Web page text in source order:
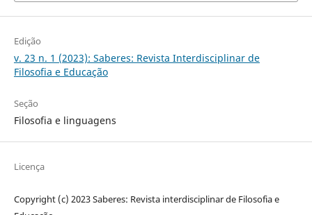
Edição
v. 23 n. 1 (2023): Saberes: Revista Interdisciplinar de
Filosofia e Educação
Seção
Filosofia e linguagens
Licença
Copyright (c) 2023 Saberes: Revista interdisciplinar de Filosofia e